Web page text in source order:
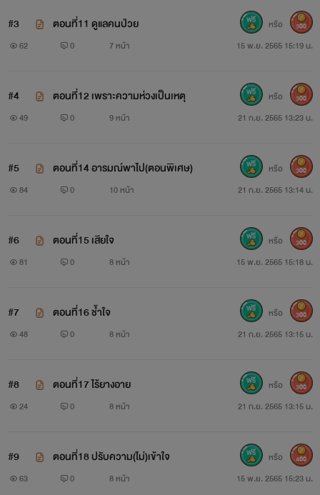
#3 ตอนที่11 ดูแลคนป่วย
62 0 7 หน้า 15 พ.ย. 2565 15:19 น.
หรือ 300
#4 ตอนที่12 เพราะความห่วงเป็นเหตุ
49 0 9 หน้า 21 ก.ย. 2565 13:23 น.
หรือ 300
#5 ตอนที่14 อารมณ์พาไป(ตอนพิเศษ)
84 0 10 หน้า 21 ก.ย. 2565 13:14 น.
หรือ 300
#6 ตอนที่15 เสียใจ
81 0 8 หน้า 15 พ.ย. 2565 15:18 น.
หรือ 300
#7 ตอนที่16 ช้ำใจ
48 0 8 หน้า 21 ก.ย. 2565 13:15 น.
หรือ 300
#8 ตอนที่17 ไร้ยางอาย
24 0 8 หน้า 21 ก.ย. 2565 13:15 น.
หรือ 300
#9 ตอนที่18 ปรับความ(ไม่)เข้าใจ
63 0 8 หน้า 15 พ.ย. 2565 15:23 น.
หรือ 400